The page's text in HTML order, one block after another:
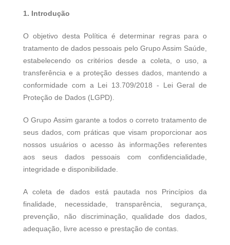
1. Introdução
O objetivo desta Política é determinar regras para o
tratamento de dados pessoais pelo Grupo Assim Saúde,
estabelecendo os critérios desde a coleta, o uso, a
transferência e a proteção desses dados, mantendo a
conformidade com a Lei 13.709/2018 - Lei Geral de
Proteção de Dados (LGPD).
O Grupo Assim garante a todos o correto tratamento de
seus dados, com práticas que visam proporcionar aos
nossos usuários o acesso às informações referentes
aos seus dados pessoais com confidencialidade,
integridade e disponibilidade.
A coleta de dados está pautada nos Princípios da
finalidade, necessidade, transparência, segurança,
prevenção, não discriminação, qualidade dos dados,
adequação, livre acesso e prestação de contas.